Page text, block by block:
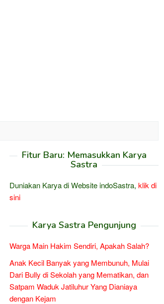
Fitur Baru: Memasukkan Karya
Sastra
Duniakan Karya di Website indoSastra, klik di
sini
Karya Sastra Pengunjung
Warga Main Hakim Sendiri, Apakah Salah?
Anak Kecil Banyak yang Membunuh, Mulai
Dari Bully di Sekolah yang Mematikan, dan
Satpam Waduk Jatiluhur Yang Dianiaya
dengan Kejam